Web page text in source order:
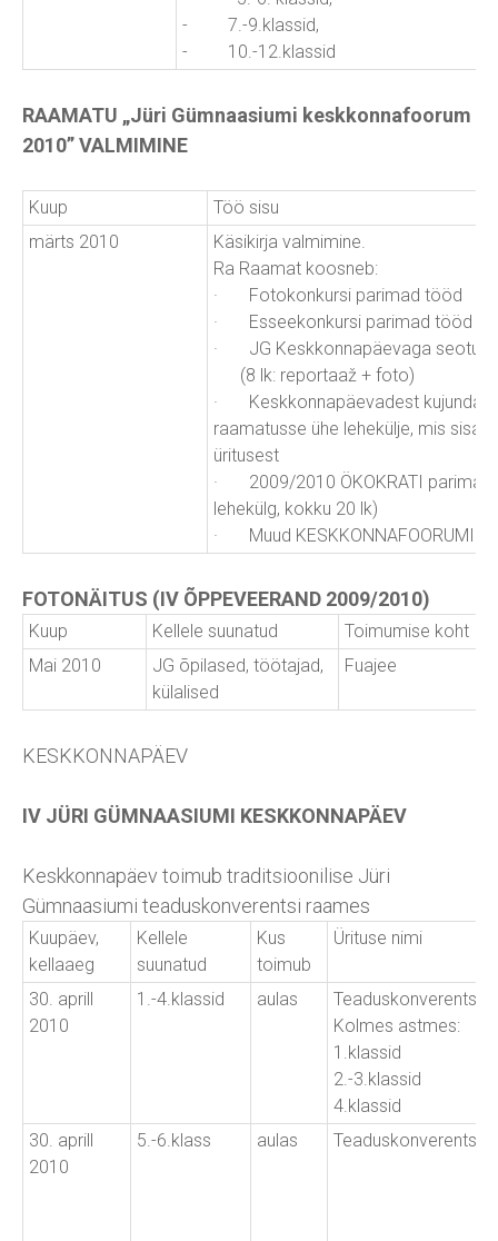
- 7.-9.klassid,
- 10.-12.klassid
RAAMATU „Jüri Gümnaasiumi keskkonnafoorum
2010” VALMIMINE
Kuup
Töö sisu
märts 2010
Käsikirja valmimine.
Ra Raamat koosneb:
· Fotokonkursi parimad tööd
· Esseekonkursi parimad tööd
· JG Keskkonnapäevaga seotud
(8 lk: reportaaž + foto)
· Keskkonnapäevadest
raamatusse ühe lehekülje, mis
üritusest
· 2009/2010 ÖKOKRATI parimad
lehekülg, kokku 20 lk)
· Muud
FOTONÄITUS (IV ÕPPEVEERAND 2009/2010)
Kuup Kellele suunatud
Toimumise koht
Mai 2010
JG õpilased, töötajad,
külalised
Fuajee
KESKKONNAPÄEV
IV JÜRI GÜMNAASIUMI KESKKONNAPÄEV
Keskkonnapäev toimub traditsioonilise Jüri
Gümnaasiumi teaduskonverentsi raames
Kuupäev,
kellaaeg
Kellele
suunatud
Kus
toimub
Ürituse nimi
30. aprill
2010
1.-4.klassid aulas
Teaduskonverents
Kolmes astmes:
1.klassid
2.-3.klassid
4.klassid
30. aprill
2010
5.-6.klass aulas Teaduskonverents